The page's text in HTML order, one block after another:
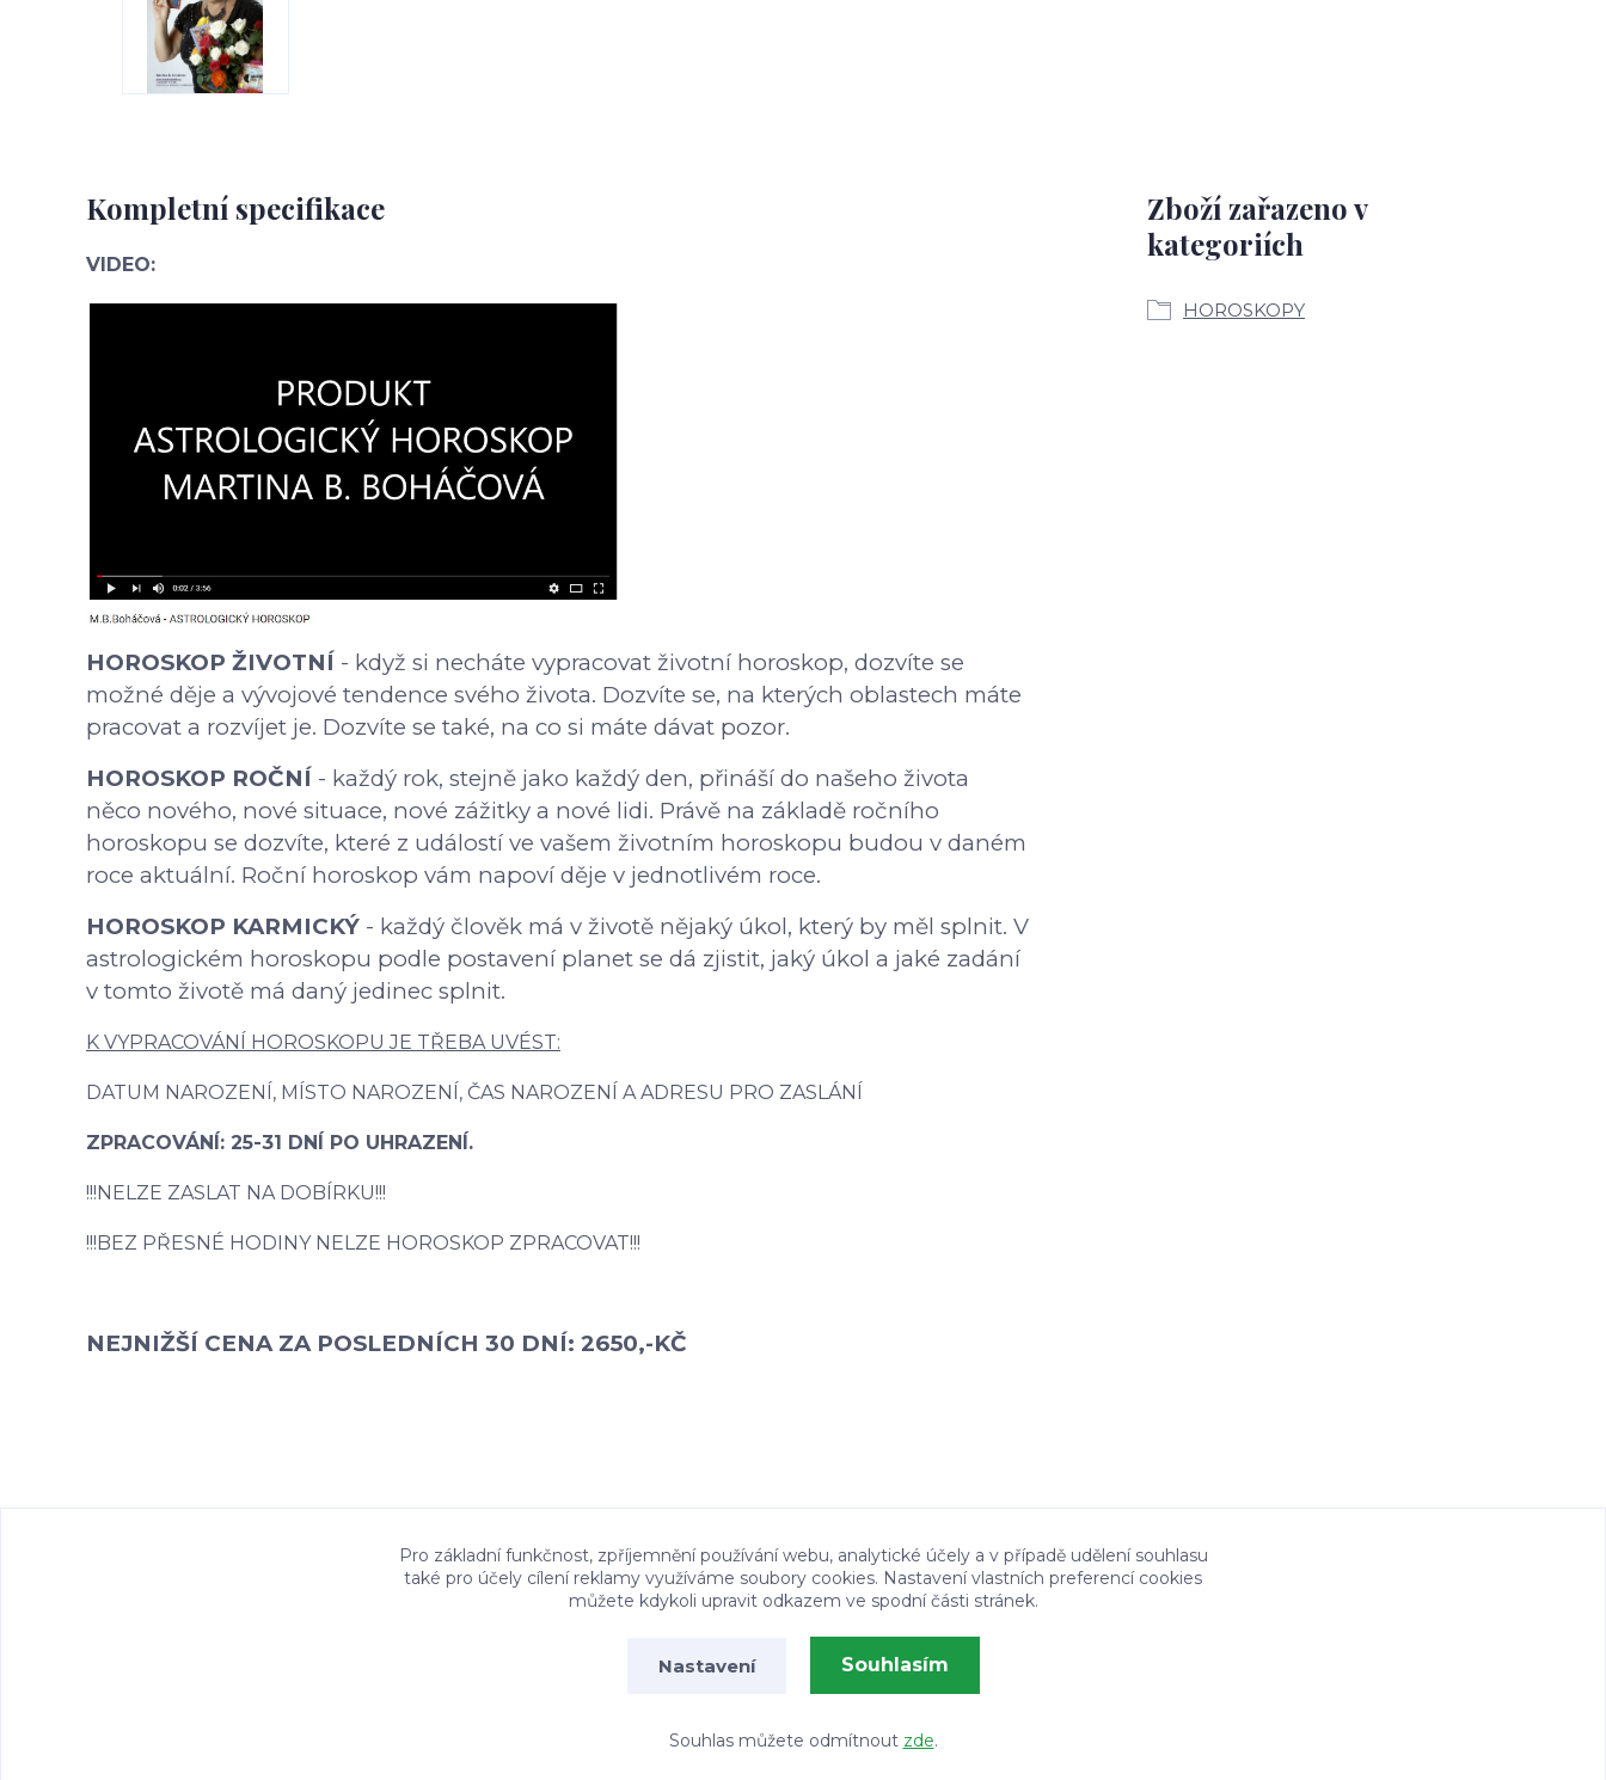
Kompletní specifikace
VIDEO:
HOROSKOP ŽIVOTNÍ - když si necháte vypracovat životní horoskop, dozvíte se
možné děje a vývojové tendence svého života. Dozvíte se, na kterých oblastech máte
pracovat a rozvíjet je. Dozvíte se také, na co si máte dávat pozor.
HOROSKOP ROČNÍ - každý rok, stejně jako každý den, přináší do našeho života
něco nového, nové situace, nové zážitky a nové lidi. Právě na základě ročního
horoskopu se dozvíte, které z událostí ve vašem životním horoskopu budou v daném
roce aktuální. Roční horoskop vám napoví děje v jednotlivém roce.
HOROSKOP KARMICKÝ - každý člověk má v životě nějaký úkol, který by měl splnit. V
astrologickém horoskopu podle postavení planet se dá zjistit, jaký úkol a jaké zadání
v tomto životě má daný jedinec splnit.
K VYPRACOVÁNÍ HOROSKOPU JE TŘEBA UVÉST:
DATUM NAROZENÍ, MÍSTO NAROZENÍ, ČAS NAROZENÍ A ADRESU PRO ZASLÁNÍ
ZPRACOVÁNÍ: 25-31 DNÍ PO UHRAZENÍ.
!!!NELZE ZASLAT NA DOBÍRKU!!!
!!!BEZ PŘESNÉ HODINY NELZE HOROSKOP ZPRACOVAT!!!
NEJNIŽŠÍ CENA ZA POSLEDNÍCH 30 DNÍ: 2650,-KČ
Zboží zařazeno v
kategoriích
HOROSKOPY
Pro základní funkčnost, zpříjemnění používání webu, analytické účely a v případě udělení souhlasu
také pro účely cílení reklamy využíváme soubory cookies. Nastavení vlastních preferencí cookies
můžete kdykoli upravit odkazem ve spodní části stránek.
Nastavení Souhlasím
Souhlas můžete odmítnout zde.